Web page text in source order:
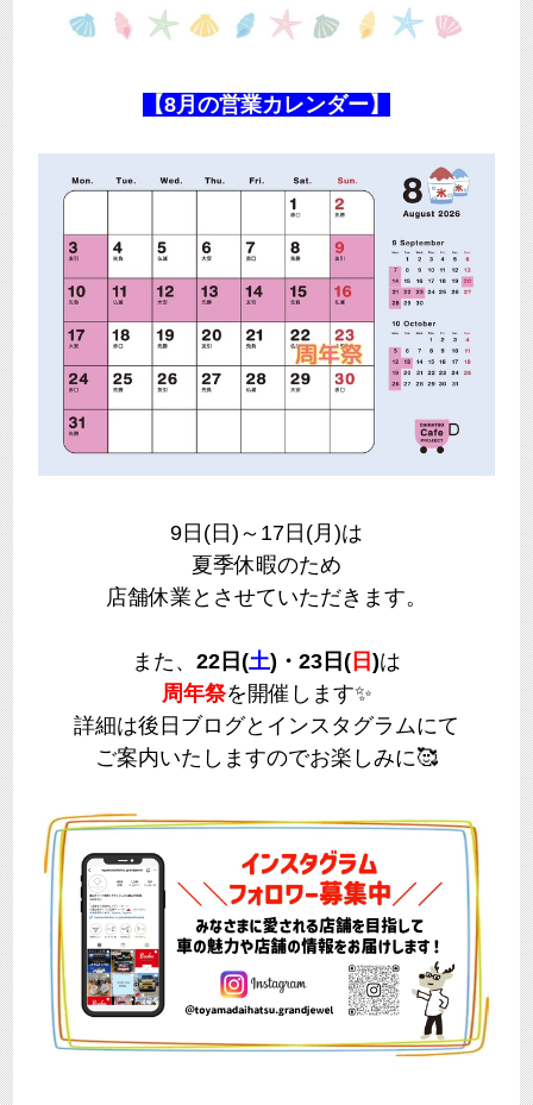
【8月の営業カレンダー】
9日(日)～17日(月)は
夏季休暇のため
店舗休業とさせていただきます。
また、 22日(土)・23日( 日 )は
周年祭を開催します✨
詳細は後日ブログとインスタグラムにて
ご案内いたしますのでお楽しみに🥰